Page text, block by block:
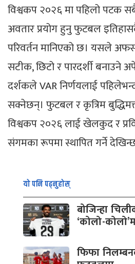
विश्वकप २०२६ मा पहिलो पटक
अवतार प्रयोग हुनु फुटबल
परिवर्तन मानिएको छ। यसले
सटीक, छिटो र पारदर्शी बनाउने
दर्शकले VAR निर्णयलाई
सक्नेछन्। फुटबल र कृत्रिम
विश्वकप २०२६ लाई खेलकुद र
संगमका रूपमा स्थापित गर्ने
यो पनि पढ्नुहोस्
बोजिन्हा
‘कोलो-
फिफा